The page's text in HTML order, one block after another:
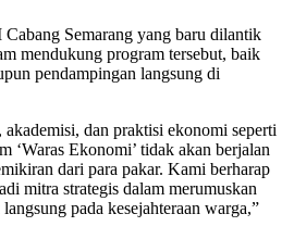
Semarang yang baru dilantik
mendukung program tersebut, baik
pendampingan langsung di
akademisi, dan praktisi ekonomi seperti
‘Waras Ekonomi’ tidak akan berjalan
dari para pakar. Kami berharap
mitra strategis dalam merumuskan
pada kesejahteraan warga,”